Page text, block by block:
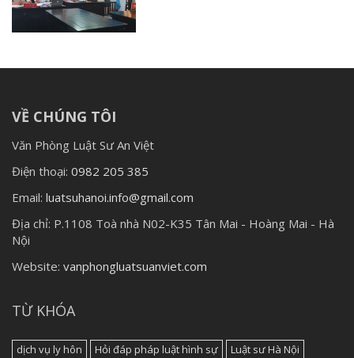
VỀ CHÚNG TÔI
Văn Phòng Luật Sư An Việt
Điện thoại: 0982 205 385
Email: luatsuhanoi.info@gmail.com
Địa chỉ: P.1108 Toà nhà N02-K35 Tân Mai - Hoàng Mai - Hà
Nội
Website: vanphongluatsuanviet.com
TỪ KHÓA
dịch vụ ly hôn Hỏi đáp pháp luật hình sự
Luật sư Hà Nội